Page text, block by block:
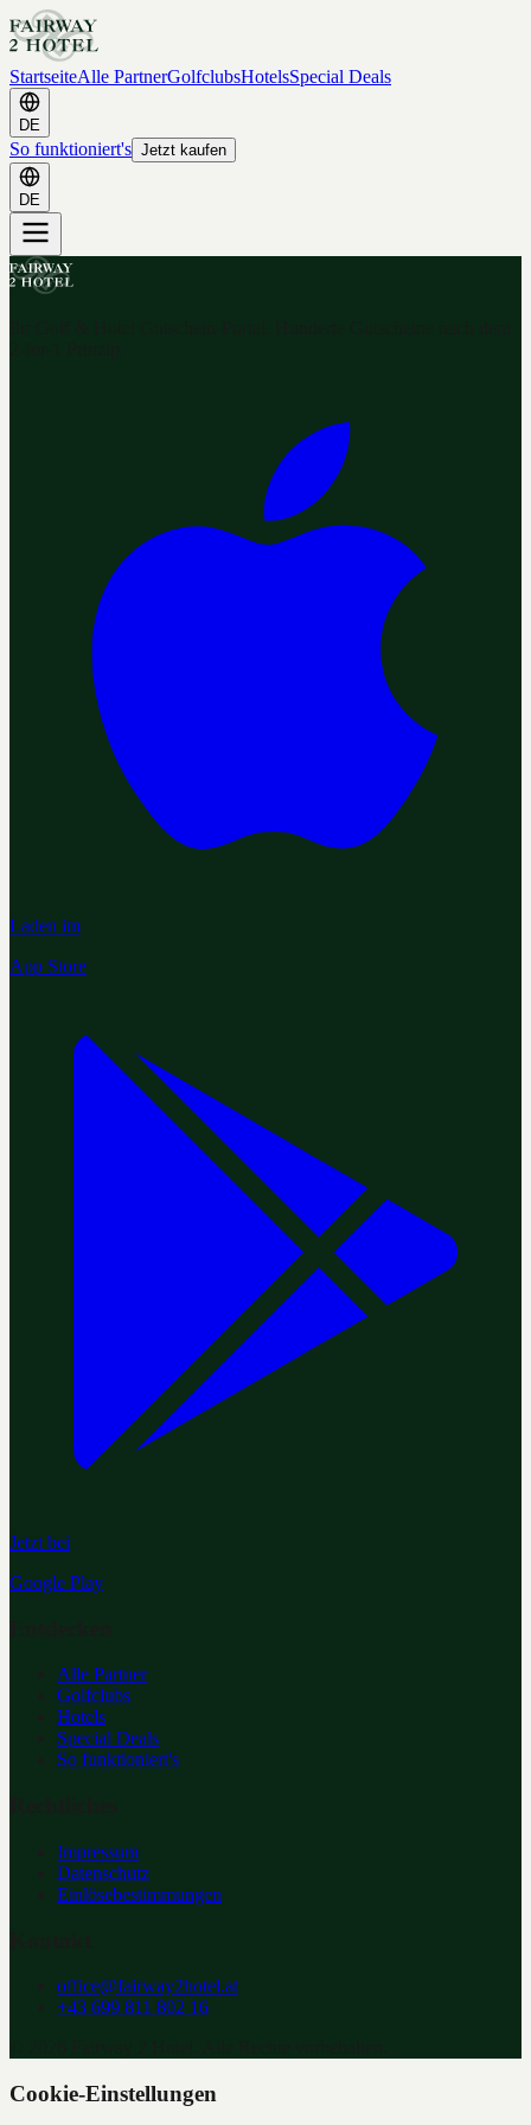
StartseiteAlle PartnerGolfclubsHotelsSpecial Deals
DE
So funktioniert's Jetzt kaufen
DE
Laden im
App Store
Jetzt bei
Google Play
Alle Partner
Golfclubs
Hotels
Special Deals
So funktioniert's
Impressum
Datenschutz
Einlösebestimmungen
office@fairway2hotel.at
+43 699 811 802 16
Cookie-Einstellungen